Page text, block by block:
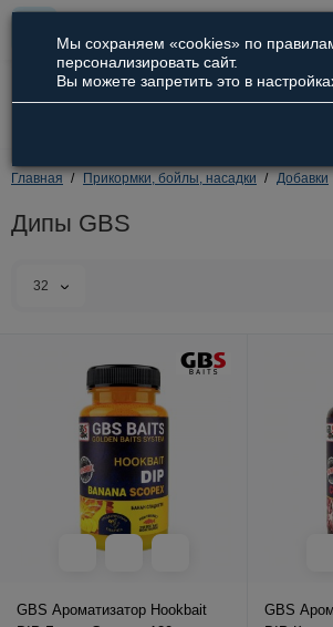
Главная Прикормки, бойлы, насадки Добавки
Дипы GBS
32
GBS Ароматизатор Hookbait
GBS
Мы сохраняем «cookies» по
персонализировать сайт.
Вы можете запретить это в